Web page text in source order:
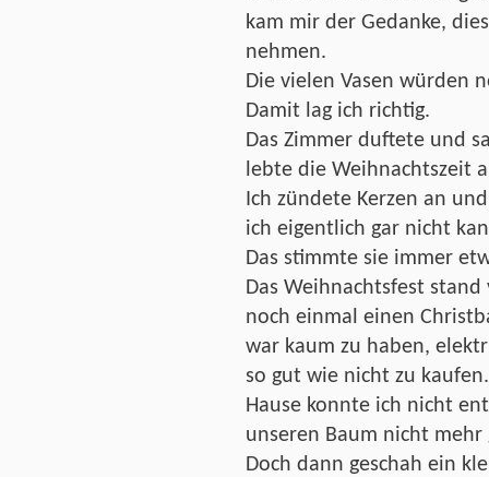
kam mir der Gedanke,
nehmen.
Die vielen Vasen würden
Damit lag ich richtig.
Das Zimmer duftete und
lebte die Weihnachtszeit
Ich zündete Kerzen an
ich eigentlich gar nicht
Das stimmte sie immer
Das Weihnachtsfest
noch einmal einen
war kaum zu haben,
so gut wie nicht zu
Hause konnte ich nicht
unseren Baum nicht mehr
Doch dann geschah ein